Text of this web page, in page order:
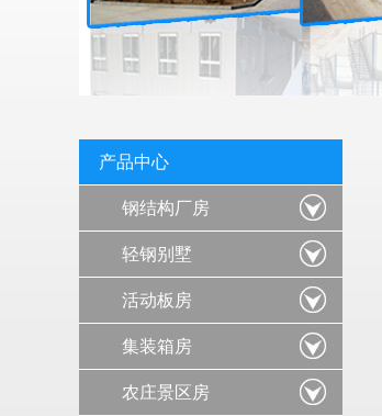
产品中心
钢结构厂房
轻钢别墅
活动板房
集装箱房
农庄景区房